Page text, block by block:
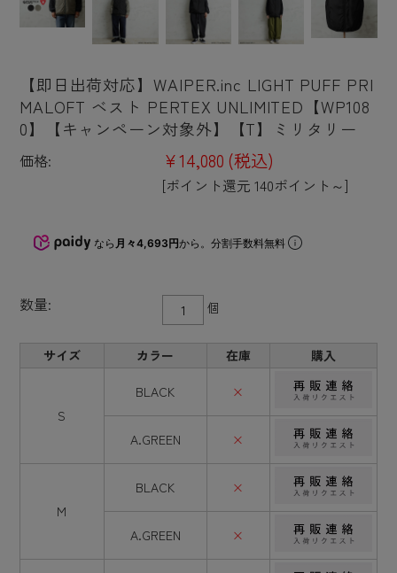
【即日出荷対応】WAIPER.inc LIGHT PUFF PRI
MALOFT ベスト PERTEX UNLIMITED【WP108
0】【キャンペーン対象外】【T】ミリタリー
価格: ¥14,080 (税込)
[ポイント還元 140ポイント～]
なら 月々4,693円から。分割手数料無料
数量: 個
サイズ カラー 在庫 購入
S
BLACK ×
A.GREEN ×
M
BLACK ×
A.GREEN ×